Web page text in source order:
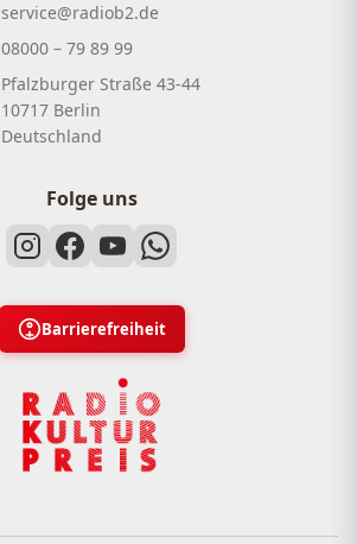
service@radiob2.de
08000 – 79 89 99
Pfalzburger Straße 43-44
10717 Berlin
Deutschland
Folge uns
Barrierefreiheit